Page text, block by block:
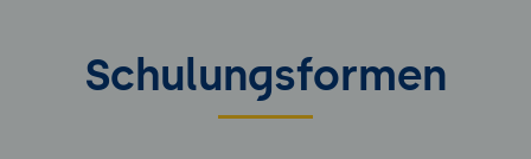
Schulungsformen